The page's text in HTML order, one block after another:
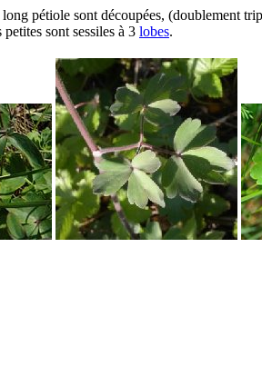
pétiole sont découpées, (doublement
sont sessiles à 3 lobes.